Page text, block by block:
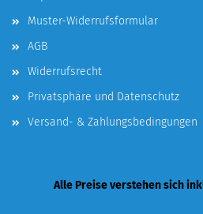
Muster-Widerrufsformular
AGB
Widerrufsrecht
Privatsphäre und Datenschutz
Versand- & Zahlungsbedingungen
Alle Preise verstehen sich